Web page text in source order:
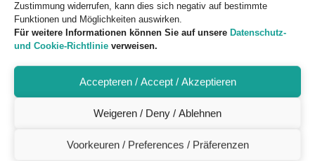
Zustimmung widerrufen, kann dies sich negativ auf bestimmte
Funktionen und Möglichkeiten auswirken.
Für weitere Informationen können Sie auf unsere Datenschutz-
und Cookie-Richtlinie verweisen.
Accepteren / Accept / Akzeptieren
Weigeren / Deny / Ablehnen
Voorkeuren / Preferences / Präferenzen